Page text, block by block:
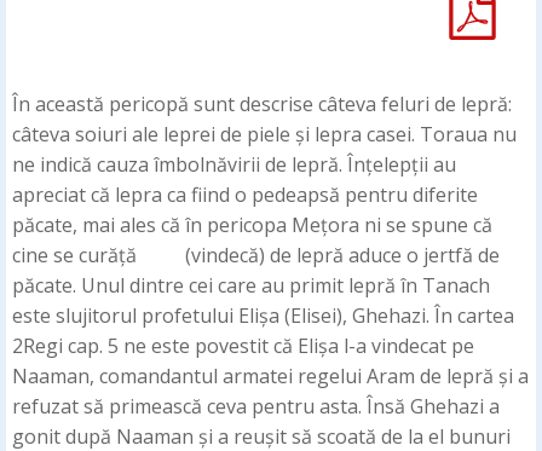
În această pericopă sunt descrise câteva feluri de lepră:
câteva soiuri ale leprei de piele și lepra casei. Toraua nu
ne indică cauza îmbolnăvirii de lepră. Înțelepții au
apreciat că lepra ca fiind o pedeapsă pentru diferite
păcate, mai ales că în pericopa Mețora ni se spune că
cine se curăță (vindecă) de lepră aduce o jertfă de
păcate. Unul dintre cei care au primit lepră în Tanach
este slujitorul profetului Elișa (Elisei), Ghehazi. În cartea
2Regi cap. 5 ne este povestit că Elișa l-a vindecat pe
Naaman, comandantul armatei regelui Aram de lepră și a
refuzat să primească ceva pentru asta. Însă Ghehazi a
gonit după Naaman și a reușit să scoată de la el bunuri